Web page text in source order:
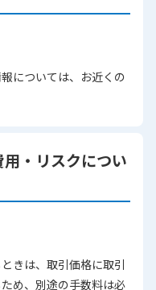
については、お近くの
・リスクについ
きは、取引価格に取引
め、別途の手数料は必